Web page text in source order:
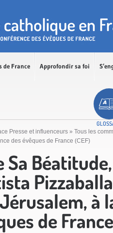
de France Approfondir sa foi
Presse et influenceurs » Tous les
des évêques de France (CEF)
Sa
à
de